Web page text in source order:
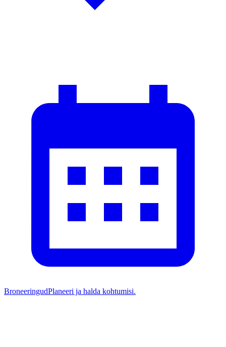
BroneeringudPlaneeri ja halda kohtumisi.